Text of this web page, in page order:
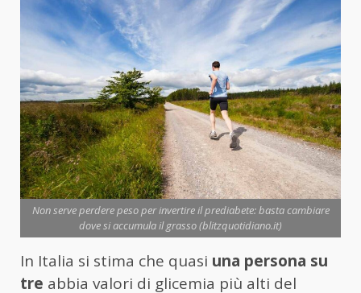
Non serve perdere peso per invertire il prediabete: basta cambiare
dove si accumula il grasso (blitzquotidiano.it)
In Italia si stima che quasi una persona su
tre abbia valori di glicemia più alti del